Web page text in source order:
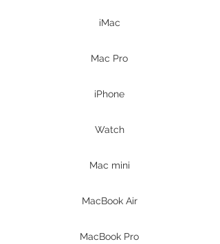
iMac
Mac Pro
iPhone
Watch
Mac mini
MacBook Air
MacBook Pro